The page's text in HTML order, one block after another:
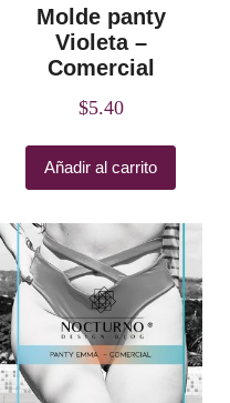
Molde panty
Violeta –
Comercial
$5.40
Añadir al carrito